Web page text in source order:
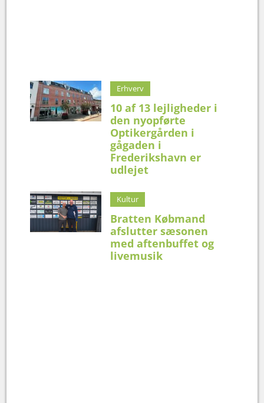
Erhverv
10 af 13 lejligheder i
den nyopførte
Optikergården i
gågaden i
Frederikshavn er
udlejet
Kultur
Bratten Købmand
afslutter sæsonen
med aftenbuffet og
livemusik